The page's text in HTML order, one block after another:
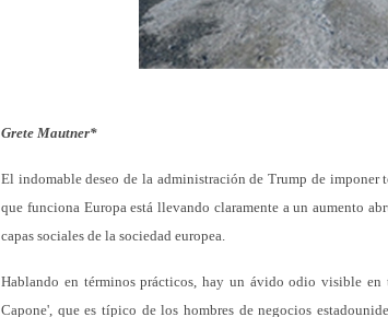
Grete Mautner*
El indomable deseo de la administración de Trump de
que funciona Europa está llevando claramente a un aumento
capas sociales de la sociedad europea.
Hablando en términos prácticos, hay un ávido odio visible
Capone', que es típico de los hombres de negocios